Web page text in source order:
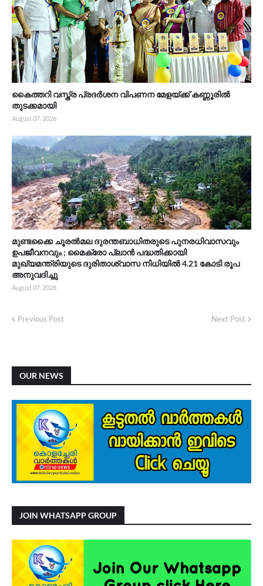
കൈത്തറി വസ്ത്ര പ്രദർശന വിപണന മേളയ്ക്ക് കണ്ണൂരിൽ
തുടക്കമായി
August 07, 2026
മുണ്ടക്കൈ ചൂരൽമല ദുരന്തബാധിതരുടെ പുനരധിവാസവും
ഉപജീവനവും ; മൈക്രോ പ്ലാൻ പദ്ധതിക്കായി
മുഖ്യമന്ത്രിയുടെ ദുരിതാശ്വാസ നിധിയിൽ 4.21 കോടി രൂപ
അനുവദിച്ചു
August 07, 2026
Previous Post Next Post
OUR NEWS
JOIN WHATSAPP GROUP